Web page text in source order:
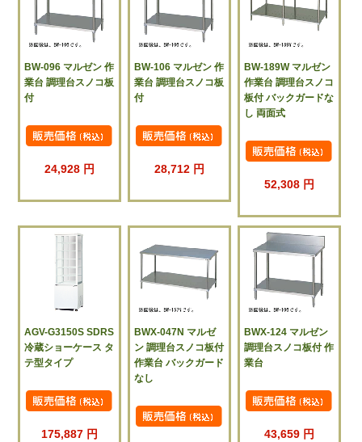
BW-096 マルゼン 作
業台 調理台スノコ板
付
24,928 円
BW-106 マルゼン 作
業台 調理台スノコ板
付
28,712 円
BW-189W マルゼン
作業台 調理台スノコ
板付 バックガードな
し 両面式
52,308 円
AGV-G3150S SDRS
冷蔵ショーケース タ
テ型タイプ
175,887 円
BWX-047N マルゼ
ン 調理台スノコ板付
作業台 バックガード
なし
BWX-124 マルゼン
調理台スノコ板付 作
業台
43,659 円